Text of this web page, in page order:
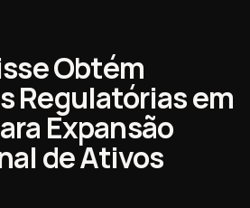
Obtém
Regulatórias em
Expansão
de Ativos